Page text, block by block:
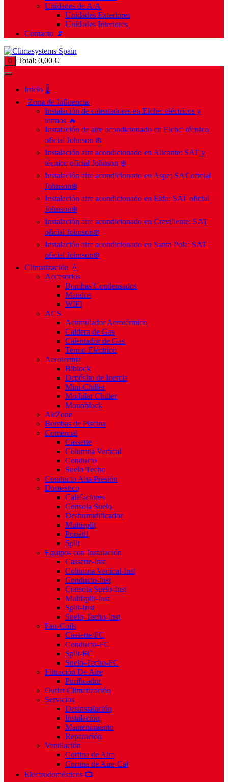
Unidades de A/A
Unidades Exteriores
Unidades Interiores
Contacto 📡
0 Total: 0,00 €
Inicio 🌡️
| Zona de Influencia |
Instalación de calentadores en Elche: eléctricos y
termos 🔥
Instalación de aire acondicionado en Elche: técnico
oficial Johnson ❄️
Instalación aire acondicionado en Alicante: SAT y
técnico oficial Johnson ❄️
Instalación aire acondicionado en Aspe: SAT oficial
Johnson❄️
Instalación aire acondicionado en Elda: SAT oficial
Johnson❄️
Instalación aire acondicionado en Crevillente: SAT
oficial Johnson❄️
Instalación aire acondicionado en Santa Pola: SAT
oficial Johnson❄️
Climatización 💧
Accesorios
Bombas Condensados
Mandos
WIFI
ACS
Acumulador Aerotérmico
Caldera de Gas
Calentador de Gas
Termo Eléctrico
Aerotermia
Biblock
Depósito de Inercia
Mini-Chiller
Modular Chiller
Monoblock
AirZone
Bombas de Piscina
Comercial
Cassette
Columna Vertical
Conducto
Suelo Techo
Conducto Alta Presión
Doméstico
Calefactores
Consola Suelo
Deshumidificador
Multisplit
Portátil
Split
Equipos con Instalación
Cassette-Inst
Columna Vertical-Inst
Conducto-Inst
Consola Suelo-Inst
Multisplit-Inst
Split-Inst
Suelo-Techo-Inst
Fan-Coils
Cassette-FC
Conducto-FC
Split-FC
Suelo-Techo-FC
Filtración De Aire
Purificador
Outlet Climatización
Servicios
Desinstalación
Instalación
Mantenimiento
Reparación
Ventilación
Cortina de Aire
Cortina de Aire-Cal
Electrodomésticos 📺